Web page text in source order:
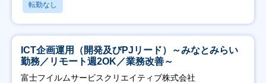
転勤なし
ICT企画運用（開発及びPJリード）～みなとみらい
勤務／リモート週2OK／業務改善～
富士フイルムサービスクリエイティブ株式会社